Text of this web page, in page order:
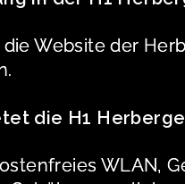
Website der
die H1
WLAN,